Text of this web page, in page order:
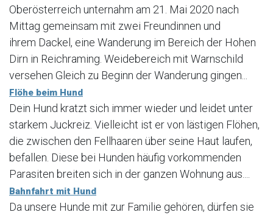
Oberösterreich unternahm am 21. Mai 2020 nach
Mittag gemeinsam mit zwei Freundinnen und
ihrem Dackel, eine Wanderung im Bereich der Hohen
Dirn in Reichraming. Weidebereich mit Warnschild
versehen Gleich zu Beginn der Wanderung gingen...
Flöhe beim Hund
Dein Hund kratzt sich immer wieder und leidet unter
starkem Juckreiz. Vielleicht ist er von lästigen Flöhen,
die zwischen den Fellhaaren über seine Haut laufen,
befallen. Diese bei Hunden häufig vorkommenden
Parasiten breiten sich in der ganzen Wohnung aus....
Bahnfahrt mit Hund
Da unsere Hunde mit zur Familie gehören, dürfen sie